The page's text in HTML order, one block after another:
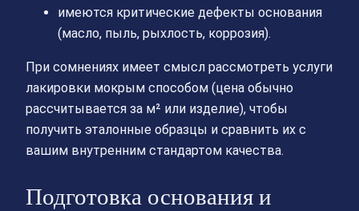
имеются критические дефекты основания
(масло, пыль, рыхлость, коррозия).
При сомнениях имеет смысл рассмотреть услуги
лакировки мокрым способом (цена обычно
рассчитывается за м² или изделие), чтобы
получить эталонные образцы и сравнить их с
вашим внутренним стандартом качества.
Подготовка основания и